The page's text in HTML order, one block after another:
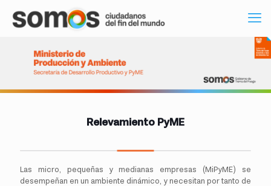
Relevamiento PyME
Las micro, pequeñas y medianas empresas (MiPyME) se
desempeñan en un ambiente dinámico, y necesitan por tanto de